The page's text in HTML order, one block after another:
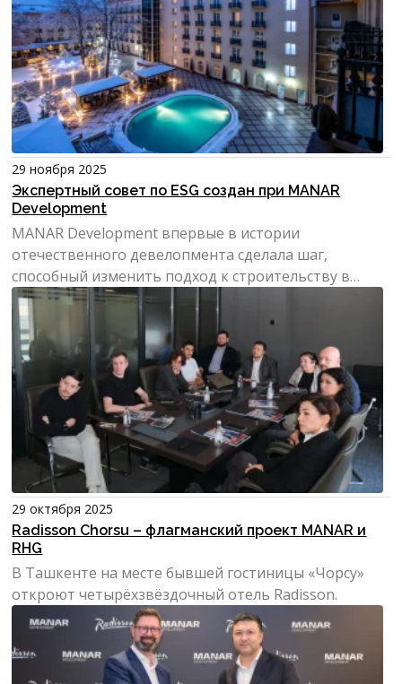
29 ноября 2025
Экспертный совет по ESG создан при MANAR
Development
MANAR Development впервые в истории
отечественного девелопмента сделала шаг,
способный изменить подход к строительству в
Узбекистане.
29 октября 2025
Radisson Chorsu – флагманский проект MANAR и
RHG
В Ташкенте на месте бывшей гостиницы «Чорсу»
откроют четырёхзвёздочный отель Radisson.